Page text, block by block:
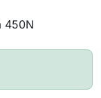
450N